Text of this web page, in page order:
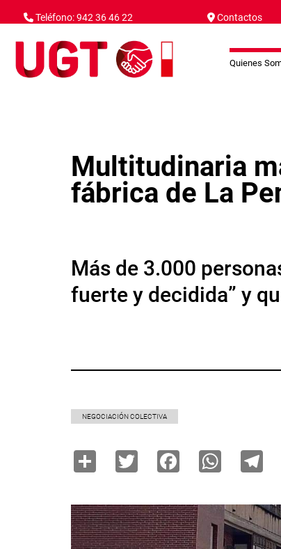
Teléfono: 942 36 46 22 Contactos
Quienes
Multitudinaria
fábrica de La
Más de 3.000
fuerte y decidida” y
NEGOCIACIÓN COLECTIVA
Share TwitterFacebook